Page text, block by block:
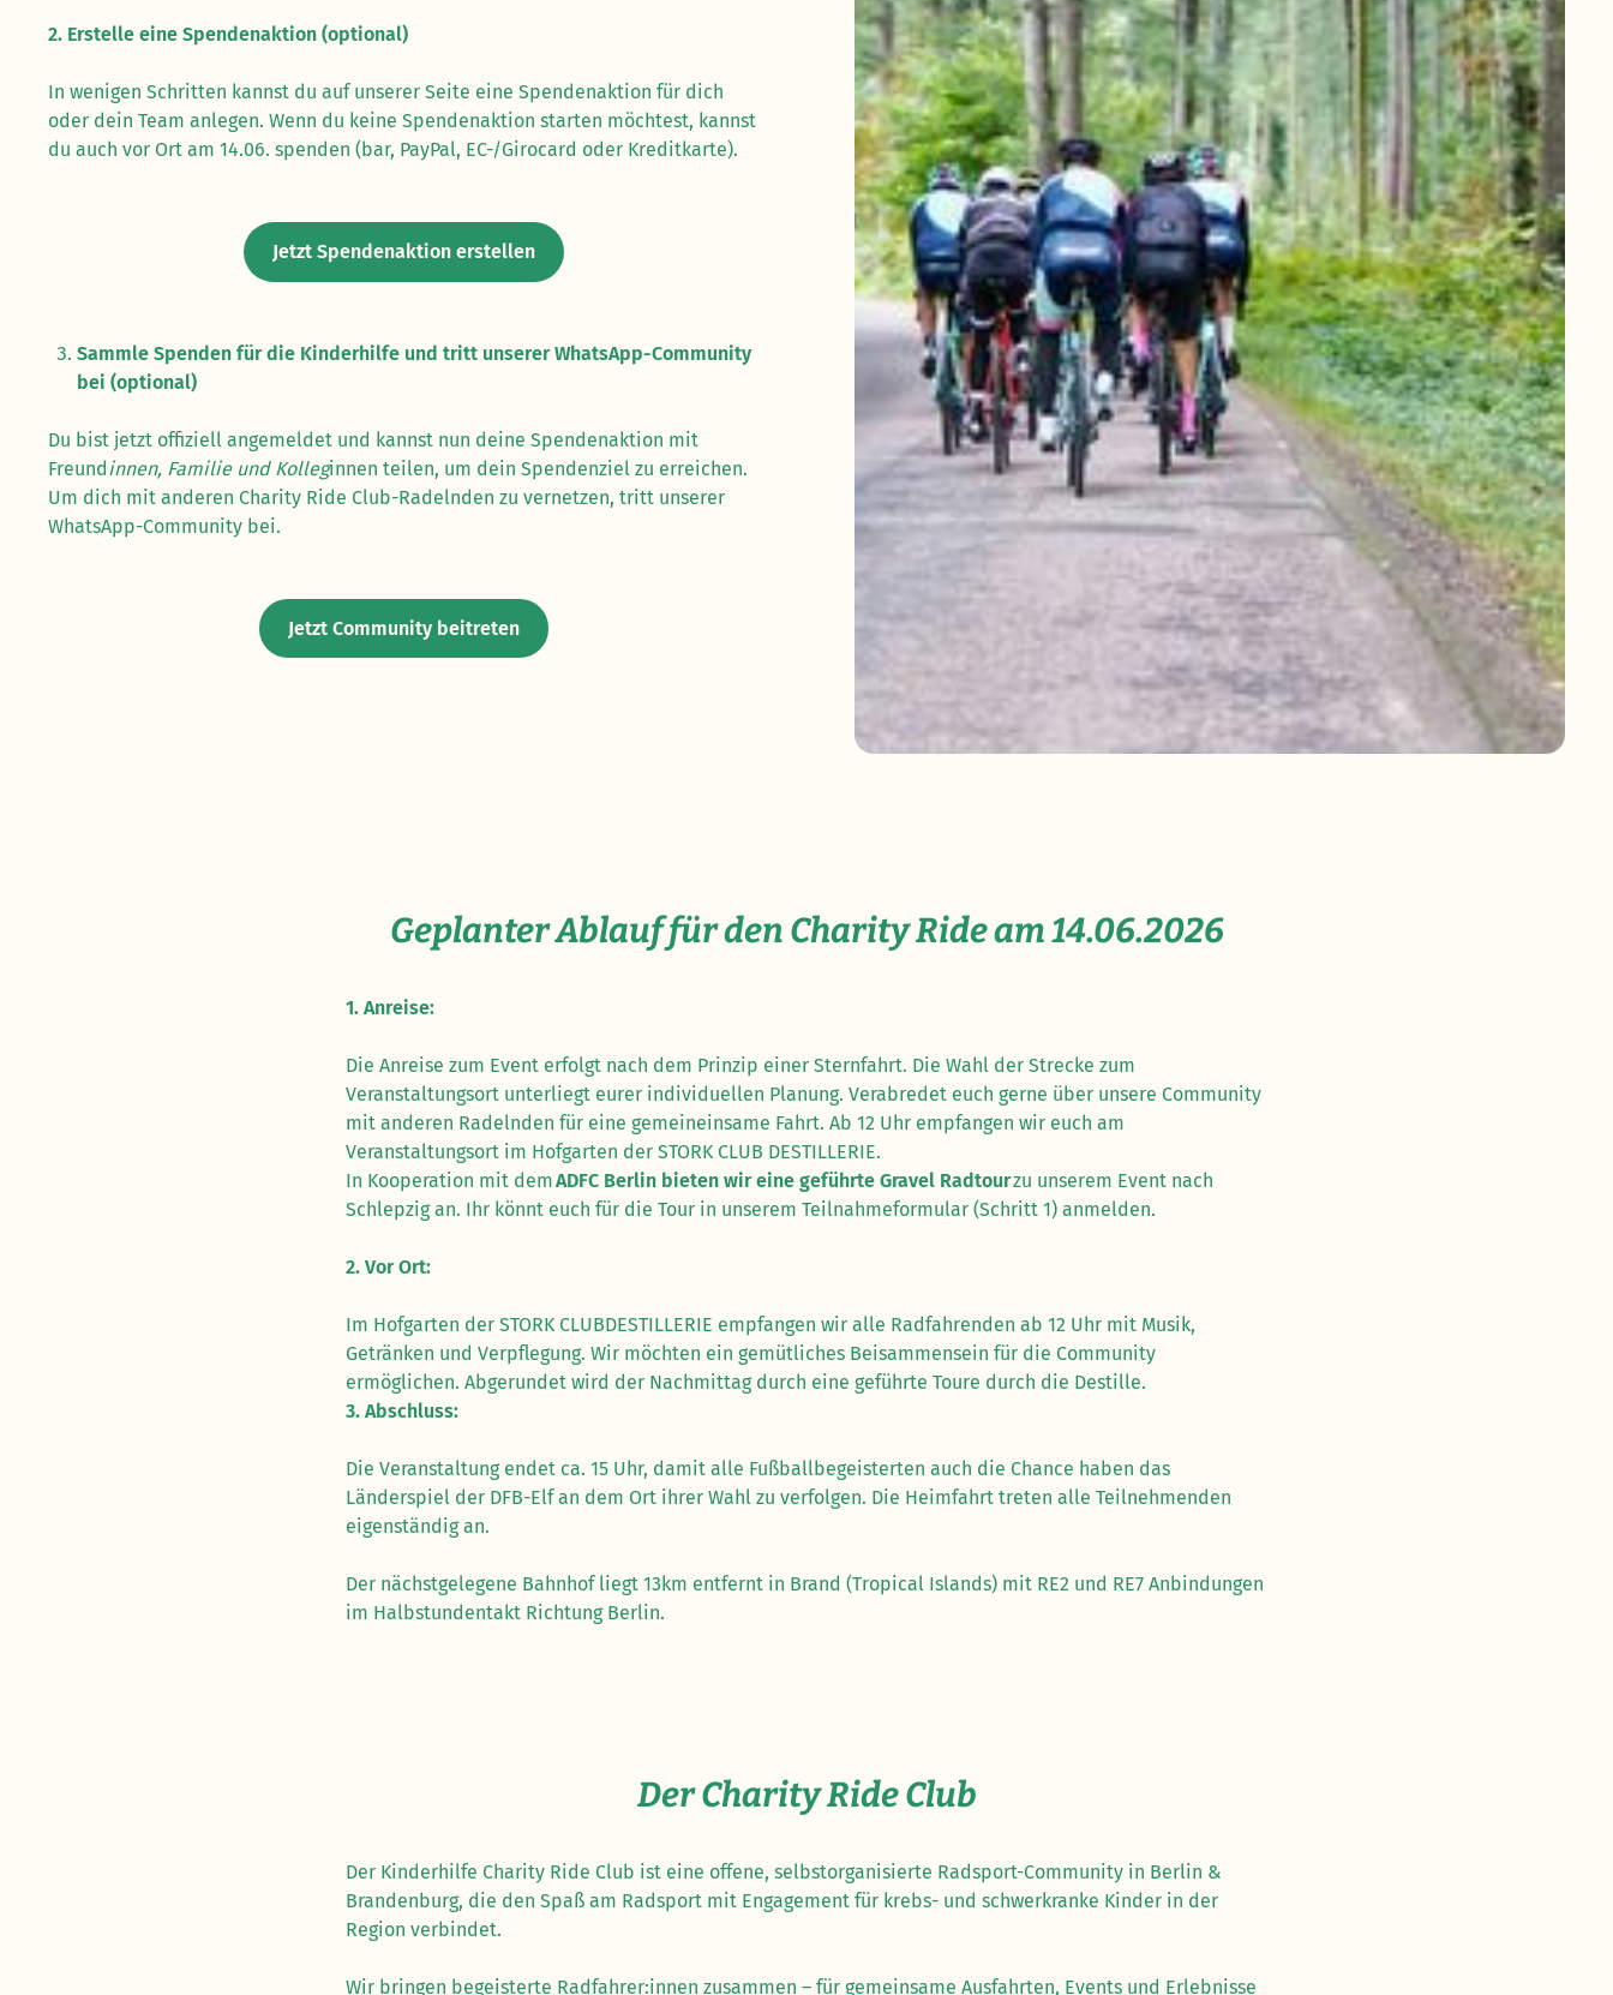
2. Erstelle eine Spendenaktion (optional)
In wenigen Schritten kannst du auf unserer Seite eine Spendenaktion für dich
oder dein Team anlegen. Wenn du keine Spendenaktion starten möchtest, kannst
du auch vor Ort am 14.06. spenden (bar, PayPal, EC-/Girocard oder Kreditkarte).
Jetzt Spendenaktion erstellen
Sammle Spenden für die Kinderhilfe und tritt unserer WhatsApp-Community
bei (optional)
Du bist jetzt offiziell angemeldet und kannst nun deine Spendenaktion mit
Freundinnen, Familie und Kolleginnen teilen, um dein Spendenziel zu erreichen.
Um dich mit anderen Charity Ride Club-Radelnden zu vernetzen, tritt unserer
WhatsApp-Community bei.
Jetzt Community beitreten
Geplanter Ablauf für den Charity Ride am 14.06.2026
1. Anreise:
Die Anreise zum Event erfolgt nach dem Prinzip einer Sternfahrt. Die Wahl der Strecke zum
Veranstaltungsort unterliegt eurer individuellen Planung. Verabredet euch gerne über unsere Community
mit anderen Radelnden für eine gemeineinsame Fahrt. Ab 12 Uhr empfangen wir euch am
Veranstaltungsort im Hofgarten der STORK CLUB DESTILLERIE.
In Kooperation mit demADFC Berlin bieten wir eine geführte Gravel Radtourzu unserem Event nach
Schlepzig an. Ihr könnt euch für die Tour in unserem Teilnahmeformular (Schritt 1) anmelden.
2. Vor Ort:‍
Im Hofgarten der STORK CLUBDESTILLERIE empfangen wir alle Radfahrenden ab 12 Uhr mit Musik,
Getränken und Verpflegung. Wir möchten ein gemütliches Beisammensein für die Community
ermöglichen. Abgerundet wird der Nachmittag durch eine geführte Toure durch die Destille.
3. Abschluss:‍
Die Veranstaltung endet ca. 15 Uhr, damit alle Fußballbegeisterten auch die Chance haben das
Länderspiel der DFB-Elf an dem Ort ihrer Wahl zu verfolgen. Die Heimfahrt treten alle Teilnehmenden
eigenständig an.
Der nächstgelegene Bahnhof liegt 13km entfernt in Brand (Tropical Islands) mit RE2 und RE7 Anbindungen
im Halbstundentakt Richtung Berlin.
Der Charity Ride Club
Der Kinderhilfe Charity Ride Club ist eine offene, selbstorganisierte Radsport-Community in Berlin &
Brandenburg, die den Spaß am Radsport mit Engagement für krebs- und schwerkranke Kinder in der
Region verbindet.
Wir bringen begeisterte Radfahrer:innen zusammen – für gemeinsame Ausfahrten, Events und Erlebnisse